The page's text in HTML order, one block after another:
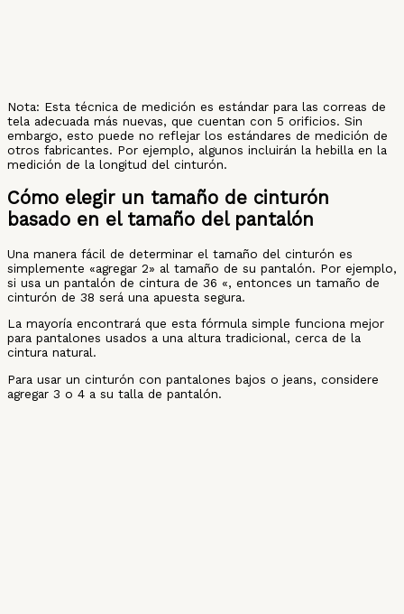
Nota: Esta técnica de medición es estándar para las correas de
tela adecuada más nuevas, que cuentan con 5 orificios. Sin
embargo, esto puede no reflejar los estándares de medición de
otros fabricantes. Por ejemplo, algunos incluirán la hebilla en la
medición de la longitud del cinturón.
Cómo elegir un tamaño de cinturón
basado en el tamaño del pantalón
Una manera fácil de determinar el tamaño del cinturón es
simplemente «agregar 2» al tamaño de su pantalón. Por ejemplo,
si usa un pantalón de cintura de 36 «, entonces un tamaño de
cinturón de 38 será una apuesta segura.
La mayoría encontrará que esta fórmula simple funciona mejor
para pantalones usados ​​a una altura tradicional, cerca de la
cintura natural.
Para usar un cinturón con pantalones bajos o jeans, considere
agregar 3 o 4 a su talla de pantalón.